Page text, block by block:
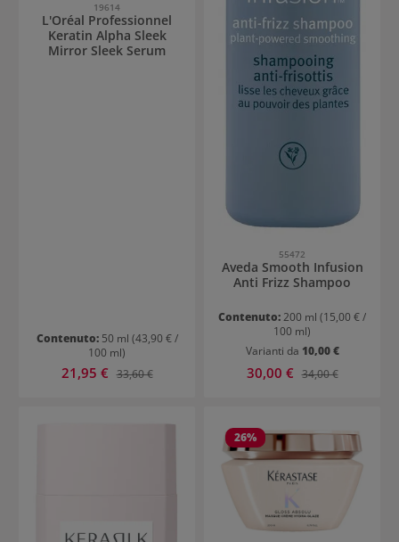
19614
L'Oréal Professionnel
Keratin Alpha Sleek
Mirror Sleek Serum
Contenuto: 50 ml (43,90 € /
100 ml)
Prezzo di vendita:
21,95 € Prezzo normale:
33,60 €
55472
Aveda Smooth Infusion
Anti Frizz Shampoo
Contenuto:200 ml (15,00 € /
100 ml)
Varianti da 10,00 €
Prezzo di vendita:
30,00 € Prezzo normale:
34,00 €
26%